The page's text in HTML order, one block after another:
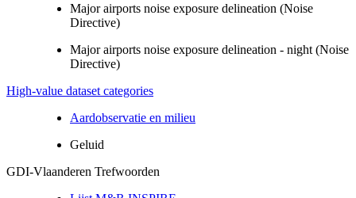
Major airports noise exposure delineation (Noise
Directive)
Major airports noise exposure delineation - night (Noise
Directive)
High-value dataset categories
Aardobservatie en milieu
Geluid
GDI-Vlaanderen Trefwoorden